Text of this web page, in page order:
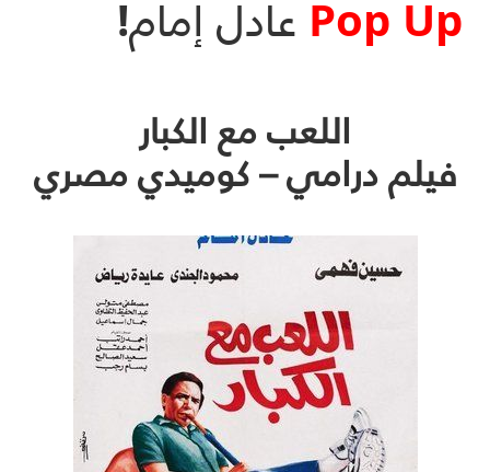
Pop Upعادل إمام!
اللعب مع الكبار
فيلم درامي – كوميدي مصري